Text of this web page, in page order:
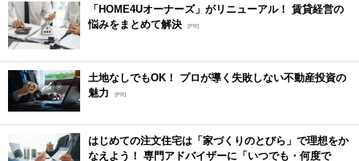
「HOME4Uオーナーズ」がリニューアル！ 賃貸経営の
悩みをまとめて解決 [PR]
土地なしでもOK！ プロが導く失敗しない不動産投資の
魅力
[PR]
はじめての注文住宅は「家づくりのとびら」で理想をか
なえよう！ 専門アドバイザーに「いつでも・何度で